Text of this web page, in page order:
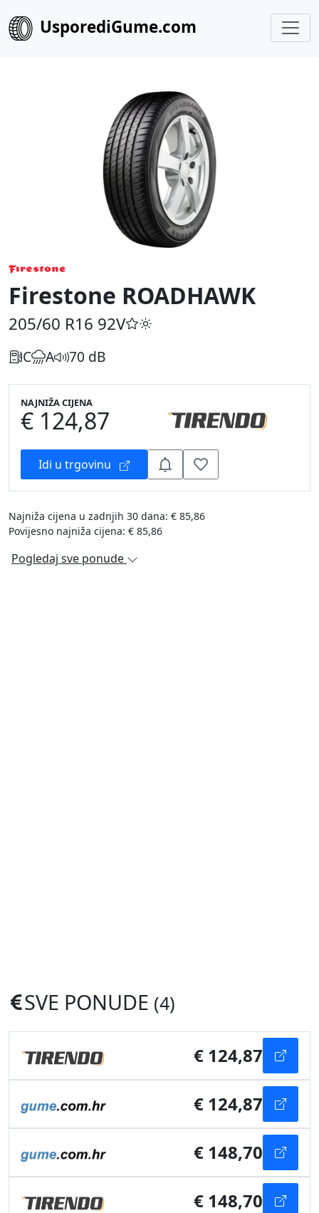
UsporediGume.com
Firestone ROADHAWK
205/60 R16 92V
C A 70 dB
NAJNIŽA CIJENA
€ 124,87
Idi u trgovinu
Najniža cijena u zadnjih 30 dana: € 85,86
Povijesno najniža cijena: € 85,86
Pogledaj sve ponude
SVE PONUDE (4)
€ 124,87
€ 124,87
€ 148,70
€ 148,70